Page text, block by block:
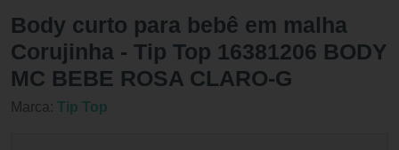
Body curto para bebê em malha
Corujinha - Tip Top 16381206 BODY
MC BEBE ROSA CLARO-G
Marca: Tip Top